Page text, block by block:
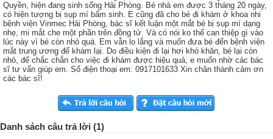
Quyền, hiện đang sinh sống Hải Phòng. Bé nhà em được 3 tháng 20 ngày,
có hiện tượng bị sụp mí bẩm sinh. E cũng đã cho bé đi khám ở khoa nhi
bệnh viện Vinmec Hải Phòng, bác sĩ kết luận một mắt bé bị sụp mí dạng
nhẹ, mi mắt che một phần trên đồng tử. Và có nói ko thể can thiệp gì vào
lúc này vì bé còn nhỏ quá. Em vẫn lo lắng và muốn đưa bé đến bệnh viện
mắt trung ương để khám lại. Do điều kiện đi lại hơi khó khăn, bé lại còn
nhỏ, để chắc chắn cho việc đi khám được hiệu quả, e muốn nhờ các bác
sĩ tư vấn giúp em. Số điện thoại em: 0917101633 Xin chân thành cảm ơn
các bác sĩ!
Danh sách câu trả lời (1)